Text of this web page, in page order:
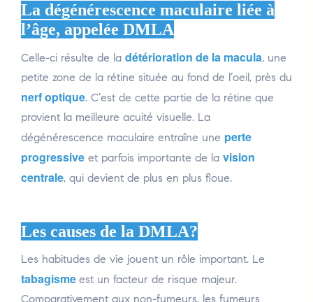
La dégénérescence maculaire liée à
l’âge, appelée DMLA
Celle-ci résulte de la détérioration de la macula, une
petite zone de la rétine située au fond de l’oeil, près du
nerf optique. C’est de cette partie de la rétine que
provient la meilleure acuité visuelle. La
dégénérescence maculaire entraîne une perte
progressive et parfois importante de la vision
centrale, qui devient de plus en plus floue.
Les causes de la DMLA?
Les habitudes de vie jouent un rôle important. Le
tabagisme est un facteur de risque majeur.
Comparativement aux non-fumeurs, les fumeurs